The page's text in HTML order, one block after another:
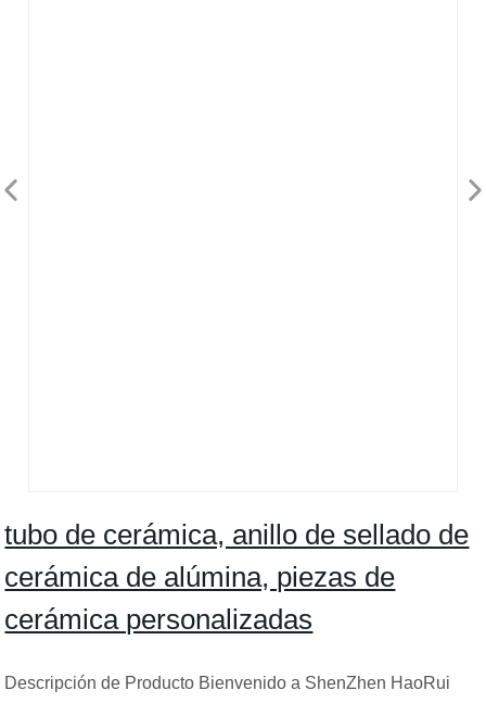
tubo de cerámica, anillo de sellado de
cerámica de alúmina, piezas de
cerámica personalizadas
Descripción de Producto Bienvenido a ShenZhen HaoRui